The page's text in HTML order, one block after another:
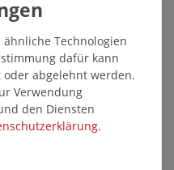
Technologien
dafür kann
abgelehnt werden.
Verwendung
den Diensten
.